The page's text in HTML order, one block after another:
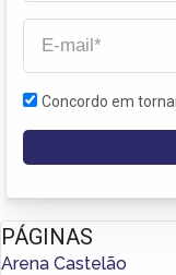
Concordo em
PÁGINAS
Arena Castelão